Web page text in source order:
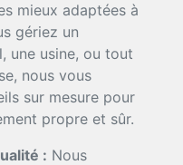
mieux adaptées à
gériez un
une usine, ou tout
nous vous
sur mesure pour
propre et sûr.
: Nous